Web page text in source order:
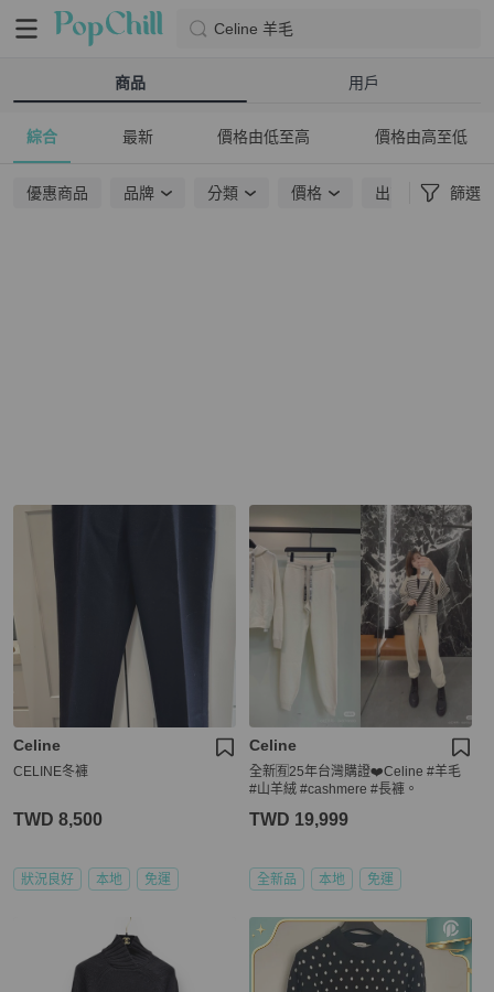
Celine 羊毛
商品 用戶
綜合 最新 價格由低至高 價格由高至低
優惠商品 品牌 分類 價格 出貨地點 篩選
Celine
CELINE冬褲
TWD 8,500
狀況良好 本地 免運
Celine
全新🈶️25年台灣購證❤️Celine #羊毛
#山羊絨 #cashmere #長褲。
TWD 19,999
全新品 本地 免運